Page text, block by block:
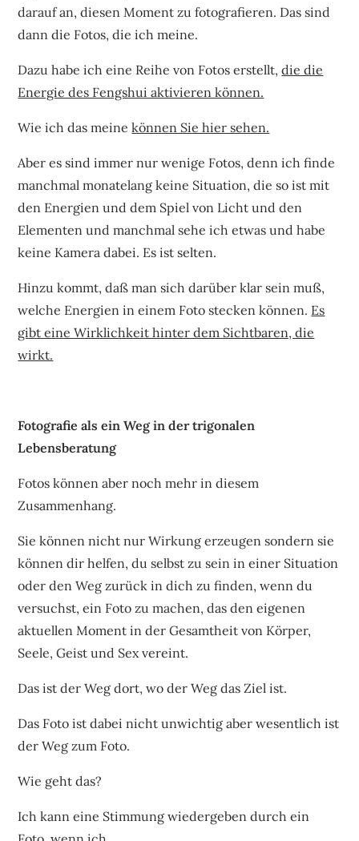
darauf an, diesen Moment zu fotografieren. Das sind
dann die Fotos, die ich meine.
Dazu habe ich eine Reihe von Fotos erstellt,die die
Energie des Fengshui aktivieren können.
Wie ich das meinekönnen Sie hier sehen.
Aber es sind immer nur wenige Fotos, denn ich finde
manchmal monatelang keine Situation, die so ist mit
den Energien und dem Spiel von Licht und den
Elementen und manchmal sehe ich etwas und habe
keine Kamera dabei. Es ist selten.
Hinzu kommt, daß man sich darüber klar sein muß,
welche Energien in einem Foto stecken können. Es
gibt eine Wirklichkeit hinter dem Sichtbaren, die
wirkt.
Fotografie als ein Weg in der trigonalen
Lebensberatung
Fotos können aber noch mehr in diesem
Zusammenhang.
Sie können nicht nur Wirkung erzeugen sondern sie
können dir helfen, du selbst zu sein in einer Situation
oder den Weg zurück in dich zu finden, wenn du
versuchst, ein Foto zu machen, das den eigenen
aktuellen Moment in der Gesamtheit von Körper,
Seele, Geist und Sex vereint.
Das ist der Weg dort, wo der Weg das Ziel ist.
Das Foto ist dabei nicht unwichtig aber wesentlich ist
der Weg zum Foto.
Wie geht das?
Ich kann eine Stimmung wiedergeben durch ein